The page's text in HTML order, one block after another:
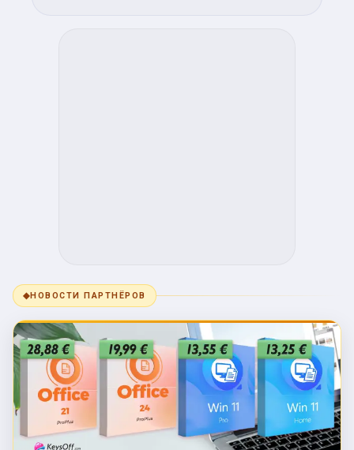
◆НОВОСТИ ПАРТНЁРОВ